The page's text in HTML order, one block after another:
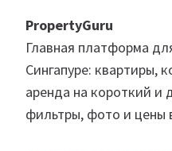
PropertyGuru
Главная платформа
Сингапуре: квартиры,
аренда на короткий и
фильтры, фото и цены